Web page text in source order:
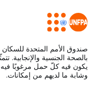
صندوق الأمم المتحدة للسكان
بالصحة الجنسية والإنجابية.
يكون فيه كلّ حمل مرغوبًا
وشابة ما لديهم من إمكانات.